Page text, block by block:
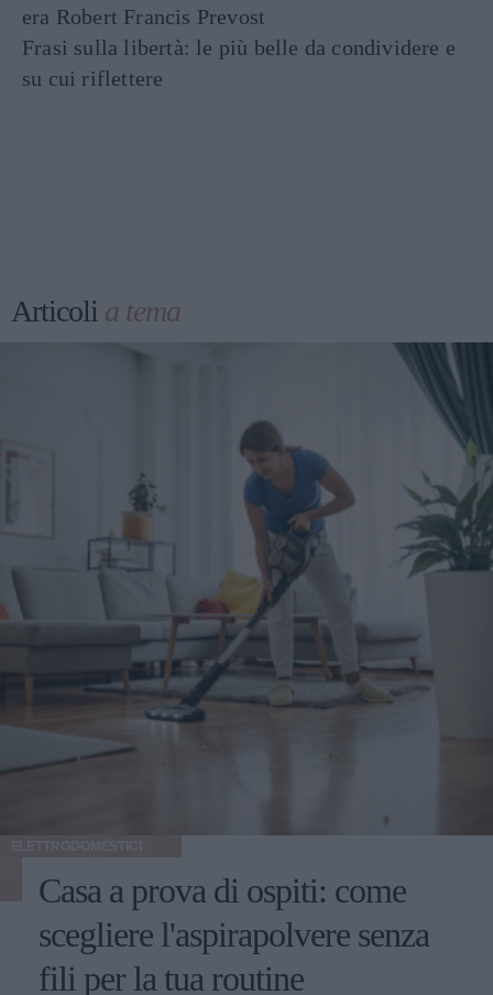
era Robert Francis Prevost
Frasi sulla libertà: le più belle da condividere e
su cui riflettere
Articoli a tema
Casa a prova di ospiti: come
scegliere l'aspirapolvere senza
fili per la tua routine